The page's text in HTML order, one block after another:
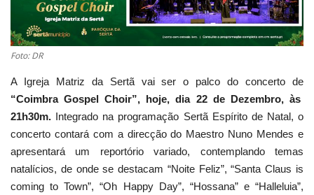
Estatuto Editorial
Saúde
Ficha técnica
Cultura
Lazer
Foto: DR
A Igreja Matriz da Sertã vai ser o palco do concerto de
“Coimbra Gospel Choir”, hoje, dia 22 de Dezembro, às
21h30m. Integrado na programação Sertã Espírito de Natal, o
concerto contará com a direcção do Maestro Nuno Mendes e
apresentará um reportório variado, contemplando temas
natalícios, de onde se destacam “Noite Feliz”, “Santa Claus is
coming to Town”, “Oh Happy Day”, “Hossana” e “Halleluia”,